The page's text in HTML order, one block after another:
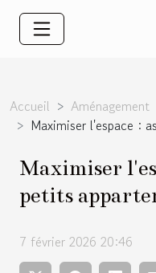
Accueil
Aménagement
Maximiser l'espace :
Maximiser
petits
7 février 2026 20:46